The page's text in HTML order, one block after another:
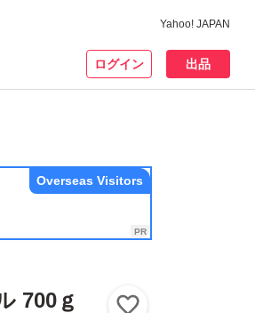
Yahoo! JAPAN
ログイン 出品
Overseas Visitors
700ｇ